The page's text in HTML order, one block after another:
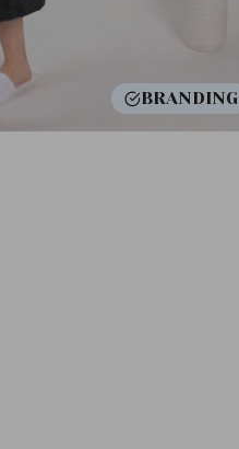
BRANDING